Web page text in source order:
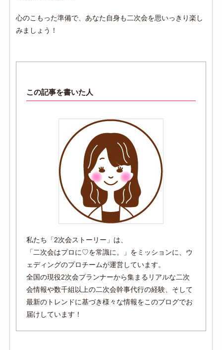
心のこもった準備で、あなた自身も二次会を思いっきり楽し
みましょう！
この記事を書いた人
私たち「2次会ストーリー」は、
「二次会はプロに♡を常識に。」をミッションに、ウ
ェディングのプロチームが運営しています。
全国の現役2次会プランナーから集まるリアルな二次
会情報や数千組以上の二次会幹事代行の経験、そして
最新のトレンドに基づき様々な情報をこのブログでお
届けしています！